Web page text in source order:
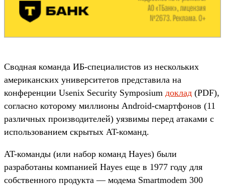
Сводная команда ИБ-специалистов из нескольких
американских университетов представила на
конференции Usenix Security Symposium доклад (PDF),
согласно которому миллионы Android-смартфонов (11
различных производителей) уязвимы перед атаками с
использованием скрытых AT-команд.
AT-команды (или набор команд Hayes) были
разработаны компанией Hayes еще в 1977 году для
собственного продукта — модема Smartmodem 300